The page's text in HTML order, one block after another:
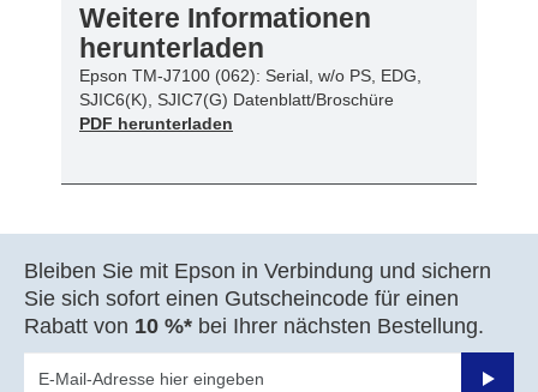
Weitere Informationen
herunterladen
Epson TM-J7100 (062): Serial, w/o PS, EDG,
SJIC6(K), SJIC7(G) Datenblatt/Broschüre
PDF herunterladen
Bleiben Sie mit Epson in Verbindung und sichern
Sie sich sofort einen Gutscheincode für einen
Rabatt von 10 %* bei Ihrer nächsten Bestellung.